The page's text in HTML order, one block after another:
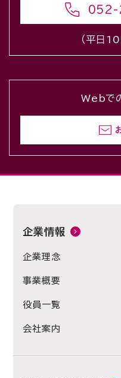
（平日
Webで
企業情報
企業理念
事業概要
役員一覧
会社案内